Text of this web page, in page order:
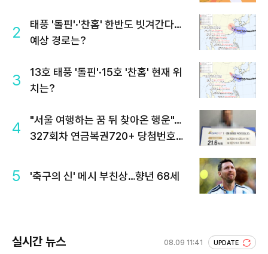
2
태풍 '돌핀'·'찬홈' 한반도 빗겨간다…
예상 경로는?
3
13호 태풍 '돌핀'·15호 '찬홈' 현재 위
치는?
4
"서울 여행하는 꿈 뒤 찾아온 행운"…
327회차 연금복권720+ 당첨번호조
5 '축구의 신' 메시 부친상…향년 68세
실시간 뉴스 08.09 11:41 UPDATE